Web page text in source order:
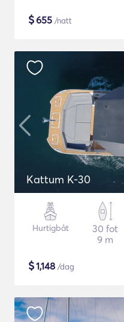
$655 /natt
Kattum K-30
Hurtigbåt
30 fot
9 m
$1,148 /dag